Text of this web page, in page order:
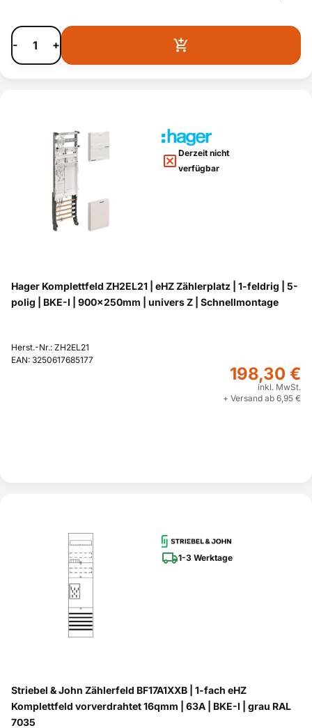
- +
Derzeit nicht
verfügbar
Hager Komplettfeld ZH2EL21 | eHZ Zählerplatz | 1-feldrig | 5-
polig | BKE-I | 900x250mm | univers Z | Schnellmontage
Herst.-Nr.: ZH2EL21
EAN: 3250617685177
198,30 €
inkl. MwSt.
+ Versand ab 6,95 €
1-3 Werktage
Striebel & John Zählerfeld BF17A1XXB | 1-fach eHZ
Komplettfeld vorverdrahtet 16qmm | 63A | BKE-I | grau RAL
7035